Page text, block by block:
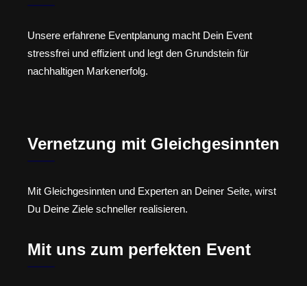
Unsere erfahrene Eventplanung macht Dein Event
stressfrei und effizient und legt den Grundstein für
nachhaltigen Markenerfolg.
Vernetzung mit Gleichgesinnten
Mit Gleichgesinnten und Experten an Deiner Seite, wirst
Du Deine Ziele schneller realisieren.
Mit uns zum perfekten Event